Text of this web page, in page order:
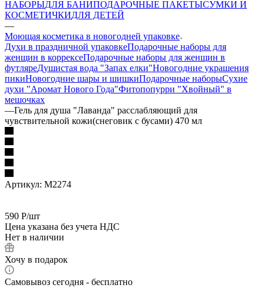
НАБОРЫДЛЯ БАНИПОДАРОЧНЫЕ ПАКЕТЫСУМКИ И
КОСМЕТИЧКИДЛЯ ДЕТЕЙ
—
Моющая косметика в новогодней упаковке
Духи в праздничной упаковкеПодарочные наборы для
женщин в коррексеПодарочные наборы для женщин в
футляреДушистая вода "Запах елки"Новогодние украшения
пикиНовогодние шары и шишкиПодарочные наборыСухие
духи "Аромат Нового Года"Фитопопурри "Хвойный" в
мешочках
—Гель для душа "Лаванда" расслабляющий для
чувствительной кожи(снеговик с бусами) 470 мл
Артикул: М2274
590 Р/шт
Цена указана без учета НДС
Нет в наличии
Хочу в подарок
Самовывоз сегодня - бесплатно